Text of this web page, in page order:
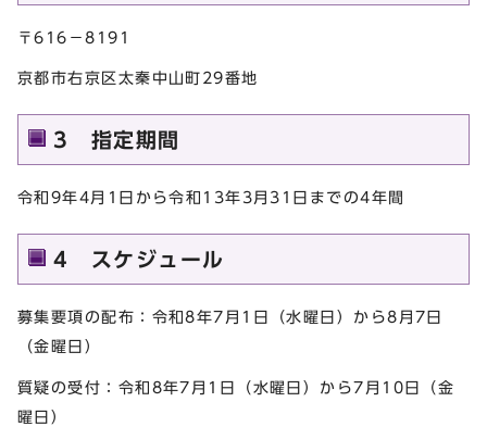
〒616－8191
京都市右京区太秦中山町29番地
3 指定期間
令和9年4月1日から令和13年3月31日までの4年間
4 スケジュール
募集要項の配布：令和8年7月1日（水曜日）から8月7日
（金曜日）
質疑の受付：令和8年7月1日（水曜日）から7月10日（金
曜日）